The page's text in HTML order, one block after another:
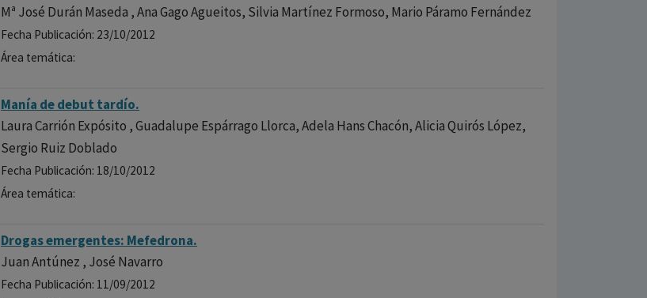
Mª José Durán Maseda , Ana Gago Agueitos, Silvia Martínez Formoso, Mario Páramo Fernández
Fecha Publicación: 23/10/2012
Área temática:
Manía de debut tardío.
Laura Carrión Expósito , Guadalupe Espárrago Llorca, Adela Hans Chacón, Alicia Quirós López,
Sergio Ruiz Doblado
Fecha Publicación: 18/10/2012
Área temática:
Drogas emergentes: Mefedrona.
Juan Antúnez , José Navarro
Fecha Publicación: 11/09/2012